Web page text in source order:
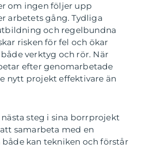
om ingen följer upp
arbetets gång. Tydliga
och regelbundna
risken för fel och ökar
verktyg och rör. När
efter genomarbetade
nytt projekt effektivare än
steg i sina borrprojekt
samarbeta med en
både kan tekniken och förstår